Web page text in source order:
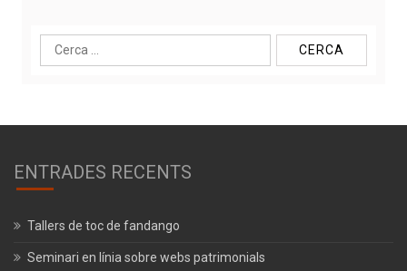
Cerca:
ENTRADES RECENTS
Tallers de toc de fandango
Seminari en línia sobre webs patrimonials